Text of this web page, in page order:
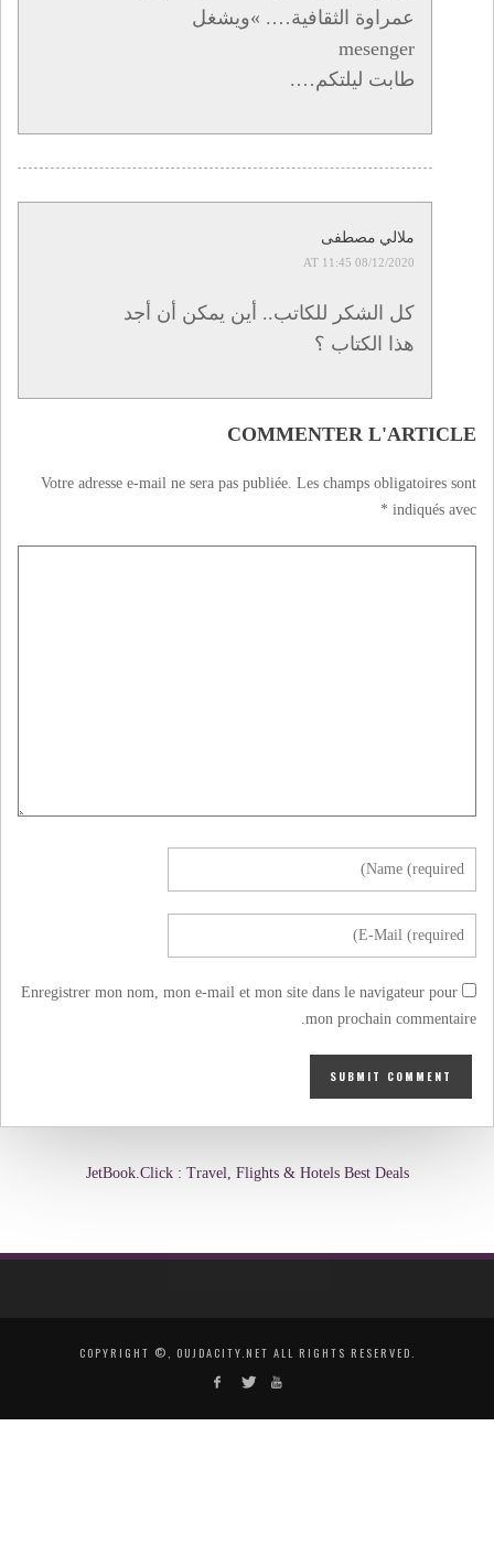
عمراوة الثقافية…. »ويشغل
mesenger
طابت ليلتكم….
ملالي مصطفى
08/12/2020 AT 11:45
كل الشكر للكاتب.. أين يمكن أن أجد
هذا الكتاب ؟
COMMENTER L'ARTICLE
Votre adresse e-mail ne sera pas publiée. Les champs obligatoires sont
indiqués avec
*
Enregistrer mon nom, mon e-mail et mon site dans le navigateur pour
mon prochain commentaire.
JetBook.Click : Travel, Flights & Hotels Best Deals
COPYRIGHT ©, OUJDACITY.NET ALL RIGHTS RESERVED.